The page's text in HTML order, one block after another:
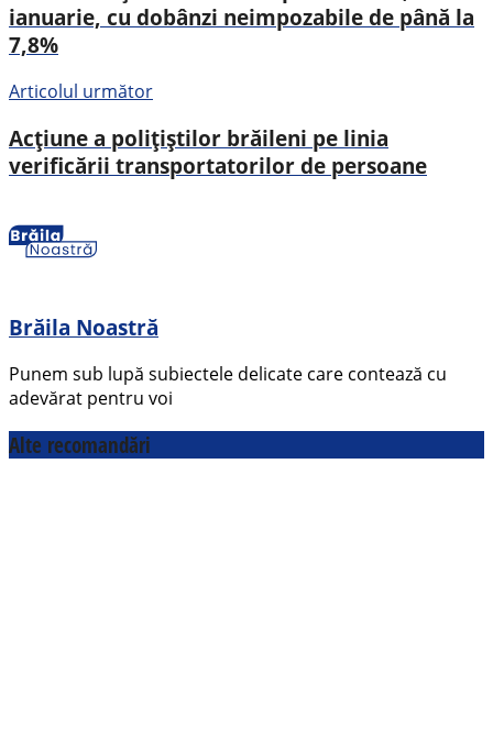
ianuarie, cu dobânzi neimpozabile de până la
7,8%
Articolul următor
Acțiune a polițiștilor brăileni pe linia
verificării transportatorilor de persoane
Brăila Noastră
Punem sub lupă subiectele delicate care contează cu
adevărat pentru voi
Alte recomandări